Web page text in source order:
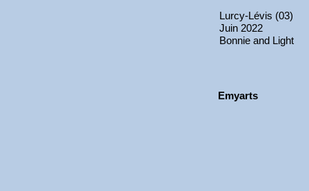
Lurcy-Lévis (03)
Juin 2022
Bonnie and Light
Emyarts